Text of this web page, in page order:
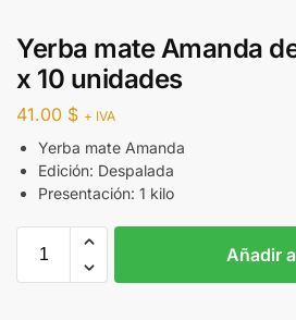
Yerba mate Amanda
x 10 unidades
41.00 $ + IVA
Yerba mate Amanda
Edición: Despalada
Presentación: 1 kilo
Añadir